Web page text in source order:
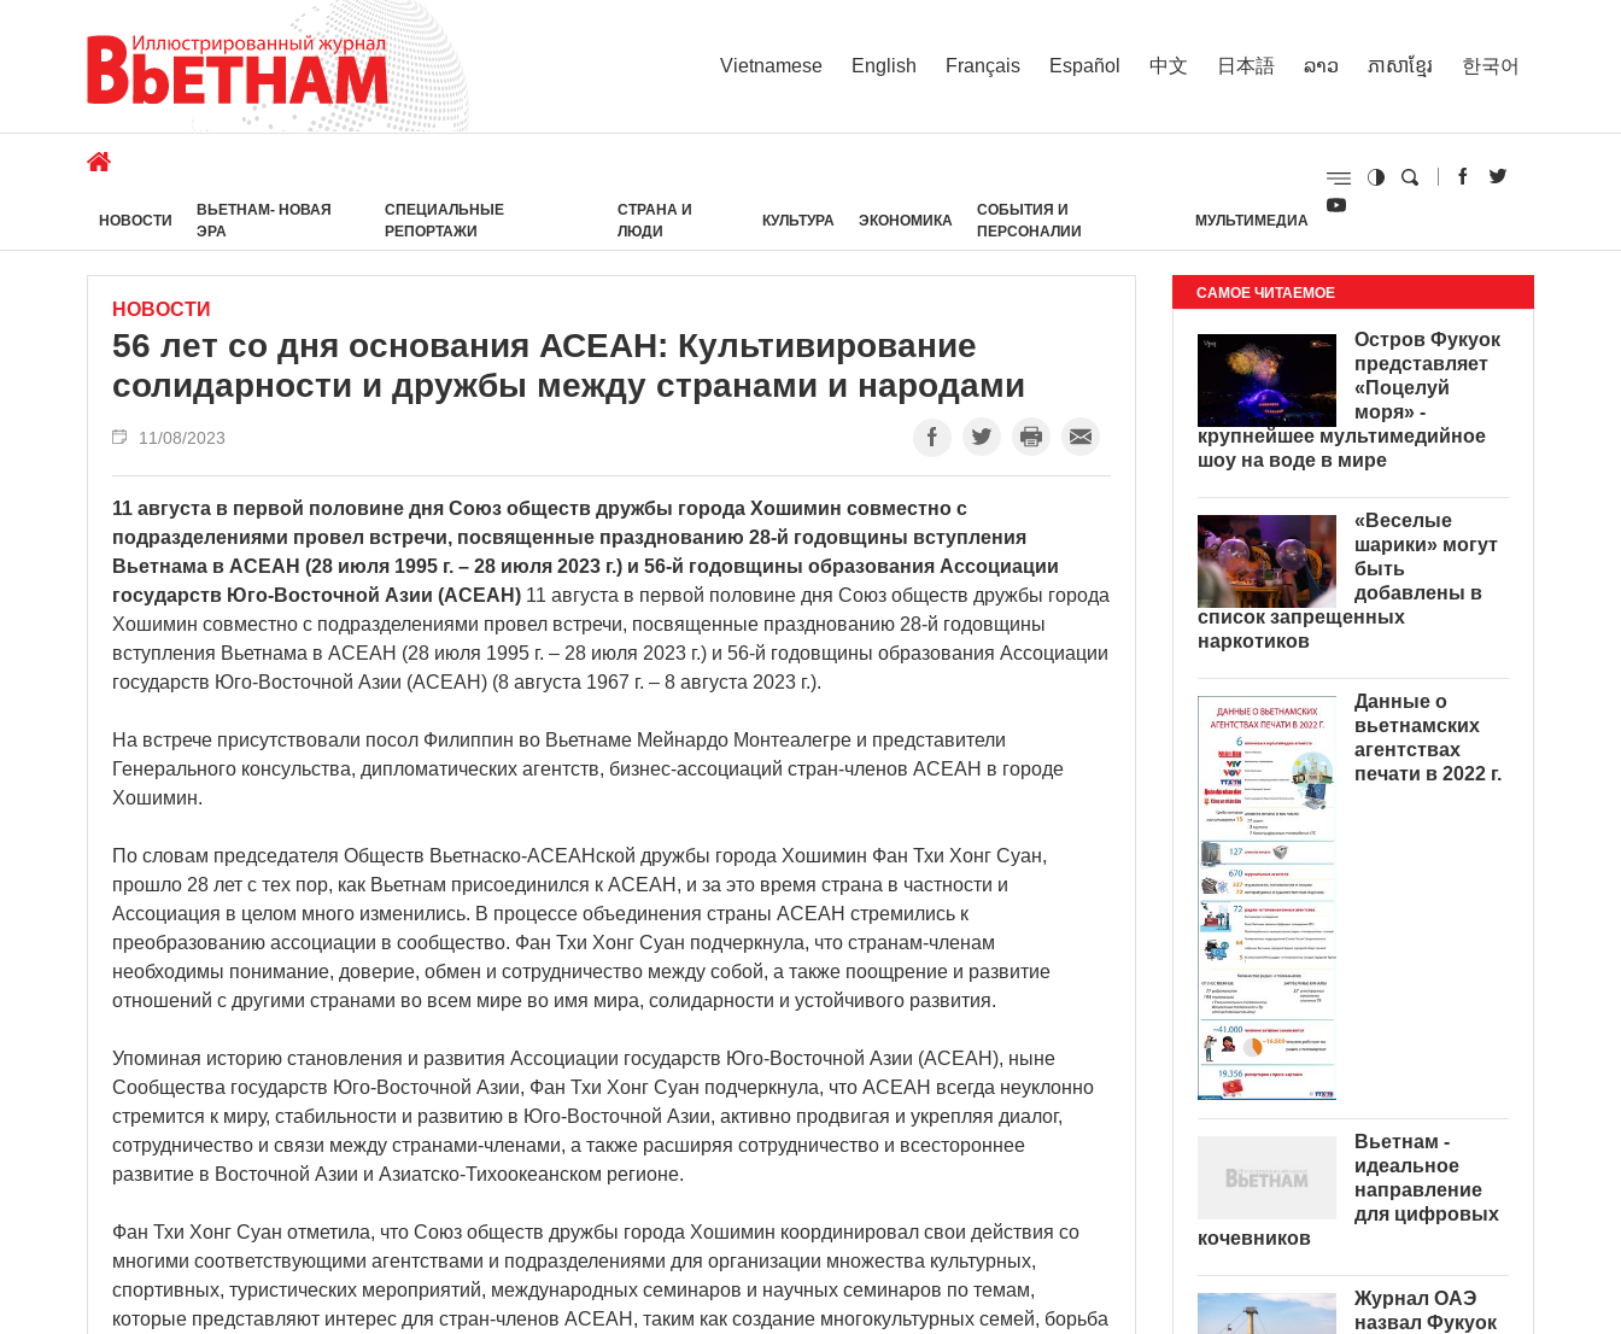
Vietnamese English Français Español 中文 日本語 ລາວ ភាសាខ្មែរ 한국어
НОВОСТИ
ВЬЕТНАМ- НОВАЯ
ЭРА
СПЕЦИАЛЬНЫЕ
РЕПОРТАЖИ
СТРАНА И
ЛЮДИ
КУЛЬТУРА ЭКОНОМИКА
СОБЫТИЯ И
ПЕРСОНАЛИИ
МУЛЬТИМЕДИА
НОВОСТИ
56 лет со дня основания АСЕАН: Культивирование
солидарности и дружбы между cтранами и народами
11/08/2023
11 августа в первой половине дня Союз обществ дружбы города Хошимин совместно с
подразделениями провел встречи, посвященные празднованию 28-й годовщины вступления
Вьетнама в АСЕАН (28 июля 1995 г. – 28 июля 2023 г.) и 56-й годовщины образования Ассоциации
государств Юго-Восточной Азии (АСЕАН) 11 августа в первой половине дня Союз обществ дружбы города
Хошимин совместно с подразделениями провел встречи, посвященные празднованию 28-й годовщины
вступления Вьетнама в АСЕАН (28 июля 1995 г. – 28 июля 2023 г.) и 56-й годовщины образования Ассоциации
государств Юго-Восточной Азии (АСЕАН) (8 августа 1967 г. – 8 августа 2023 г.).
На встрече присутствовали посол Филиппин во Вьетнаме Мейнардо Монтеалегре и представители
Генерального консульства, дипломатических агентств, бизнес-ассоциаций стран-членов АСЕАН в городе
Хошимин.
По словам председателя Обществ Вьетнаско-АСЕАНской дружбы города Хошимин Фан Тхи Хонг Суан,
прошло 28 лет с тех пор, как Вьетнам присоединился к АСЕАН, и за это время страна в частности и
Ассоциация в целом много изменились. В процессе объединения страны АСЕАН стремились к
преобразованию ассоциации в сообщество. Фан Тхи Хонг Суан подчеркнула, что странам-членам
необходимы понимание, доверие, обмен и сотрудничество между собой, а также поощрение и развитие
отношений с другими странами во всем мире во имя мира, солидарности и устойчивого развития.
Упоминая историю становления и развития Ассоциации государств Юго-Восточной Азии (АСЕАН), ныне
Сообщества государств Юго-Восточной Азии, Фан Тхи Хонг Суан подчеркнула, что АСЕАН всегда неуклонно
стремится к миру, стабильности и развитию в Юго-Восточной Азии, активно продвигая и укрепляя диалог,
сотрудничество и связи между странами-членами, а также расширяя сотрудничество и всестороннее
развитие в Восточной Азии и Азиатско-Тихоокеанском регионе.
Фан Тхи Хонг Суан отметила, что Союз обществ дружбы города Хошимин координировал свои действия со
многими соответствующими агентствами и подразделениями для организации множества культурных,
спортивных, туристических мероприятий, международных семинаров и научных семинаров по темам,
которые представляют интерес для стран-членов АСЕАН, таким как создание многокультурных семей, борьба
САМОЕ ЧИТАЕМОЕ
Остров Фукуок
представляет
«Поцелуй
моря» -
крупнейшее мультимедийное
шоу на воде в мире
«Веселые
шарики» могут
быть
добавлены в
список запрещенных
наркотиков
Данные о
вьетнамских
агентствах
печати в 2022 г.
Вьетнам -
идеальное
направление
для цифровых
кочевников
Журнал ОАЭ
назвал Фукуок